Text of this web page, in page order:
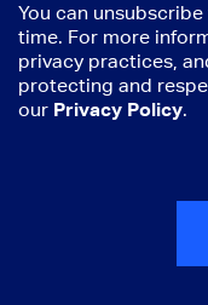
You can
time. For more
privacy practices,
protecting and
our Privacy Policy.